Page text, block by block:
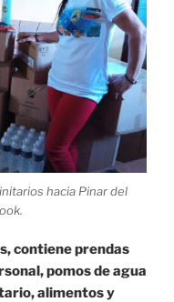
hacia Pinar del
contiene prendas
pomos de agua
alimentos y